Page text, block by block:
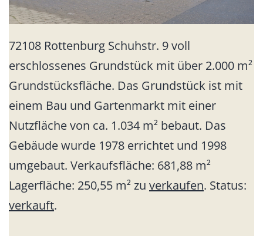
72108 Rottenburg Schuhstr. 9 voll
erschlossenes Grundstück mit über 2.000 m²
Grundstücksfläche. Das Grundstück ist mit
einem Bau und Gartenmarkt mit einer
Nutzfläche von ca. 1.034 m² bebaut. Das
Gebäude wurde 1978 errichtet und 1998
umgebaut. Verkaufsfläche: 681,88 m²
Lagerfläche: 250,55 m² zu verkaufen. Status:
verkauft.